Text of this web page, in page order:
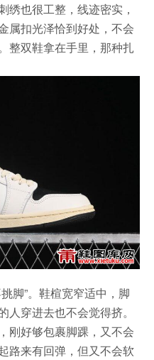
绣也很工整，线迹密实，
属扣光泽恰到好处，不会
整双鞋拿在手里，那种扎
脚”。鞋楦宽窄适中，脚
穿进去也不会觉得挤。
刚好够包裹脚踝，又不会
路来有回弹，但又不会软